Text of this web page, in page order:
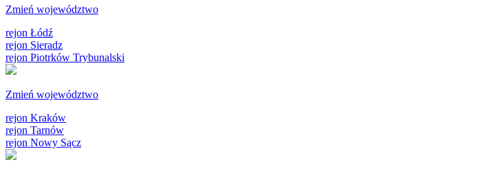
Zmień województwo
rejon Łódź
rejon Sieradz
rejon Piotrków Trybunalski
Zmień województwo
rejon Kraków
rejon Tarnów
rejon Nowy Sącz